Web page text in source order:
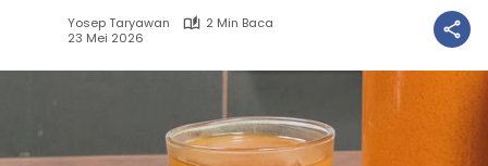
Yosep Taryawan
2 Min Baca
23 Mei 2026